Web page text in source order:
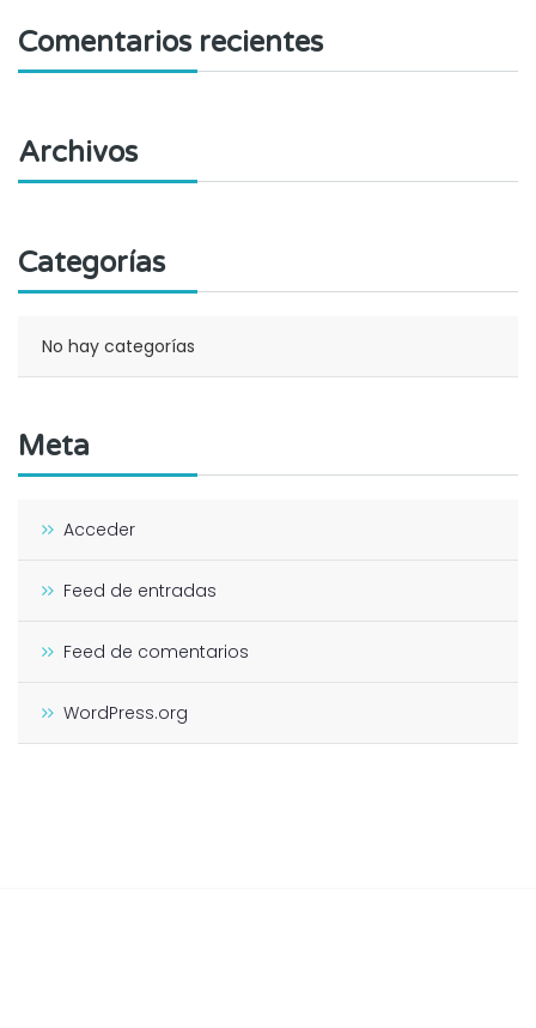
Comentarios recientes
Archivos
Categorías
No hay categorías
Meta
Acceder
Feed de entradas
Feed de comentarios
WordPress.org